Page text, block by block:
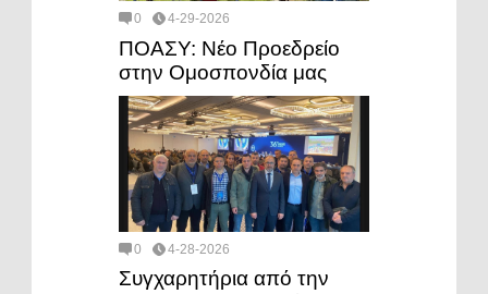
0 4-29-2026
ΠΟΑΣΥ: Νέο Προεδρείο
στην Ομοσπονδία μας
0 4-28-2026
Συγχαρητήρια από την